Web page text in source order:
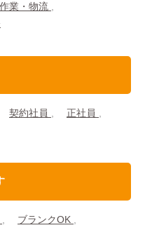
業・物流
契約社員
正社員
ブランクOK